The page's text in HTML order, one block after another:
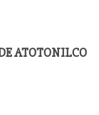
ATOTONILCO